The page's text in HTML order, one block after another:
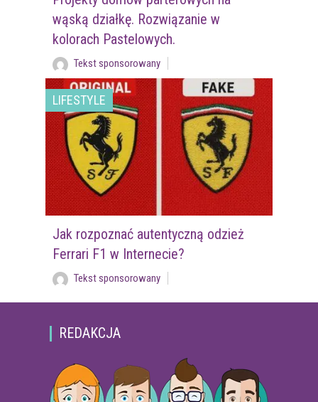
wąską działkę. Rozwiązanie w
kolorach Pastelowych.
Tekst sponsorowany
LIFESTYLE
Jak rozpoznać autentyczną odzież
Ferrari F1 w Internecie?
Tekst sponsorowany
REDAKCJA